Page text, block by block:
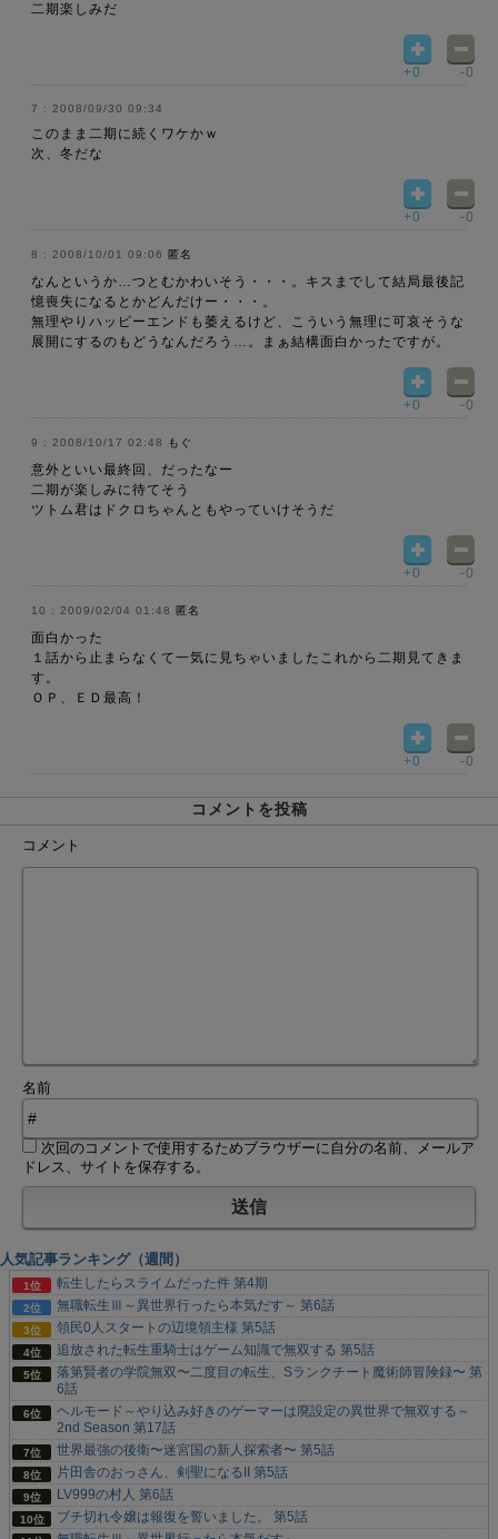
二期楽しみだ
+0 -0
2008/09/30 09:34
このまま二期に続くワケかｗ
次、冬だな
+0 -0
2008/10/01 09:06 匿名
なんというか…つとむかわいそう・・・。キスまでして結局最後記
憶喪失になるとかどんだけー・・・。
無理やりハッピーエンドも萎えるけど、こういう無理に可哀そうな
展開にするのもどうなんだろう…。まぁ結構面白かったですが。
+0 -0
2008/10/17 02:48 もぐ
意外といい最終回、だったなー
二期が楽しみに待てそう
ツトム君はドクロちゃんともやっていけそうだ
+0 -0
2009/02/04 01:48 匿名
面白かった
１話から止まらなくて一気に見ちゃいましたこれから二期見てきま
す。
ＯＰ、ＥＤ最高！
+0 -0
コメントを投稿
コメント
名前
次回のコメントで使用するためブラウザーに自分の名前、メールア
ドレス、サイトを保存する。
人気記事ランキング（週間）
転生したらスライムだった件 第4期
無職転生Ⅲ～異世界行ったら本気だす～ 第6話
領民0人スタートの辺境領主様 第5話
追放された転生重騎士はゲーム知識で無双する 第5話
落第賢者の学院無双〜二度目の転生、Sランクチート魔術師冒険録〜 第
6話
ヘルモード～やり込み好きのゲーマーは廃設定の異世界で無双する～
2nd Season 第17話
世界最強の後衛〜迷宮国の新人探索者〜 第5話
片田舎のおっさん、剣聖になるII 第5話
LV999の村人 第6話
ブチ切れ令嬢は報復を誓いました。 第5話